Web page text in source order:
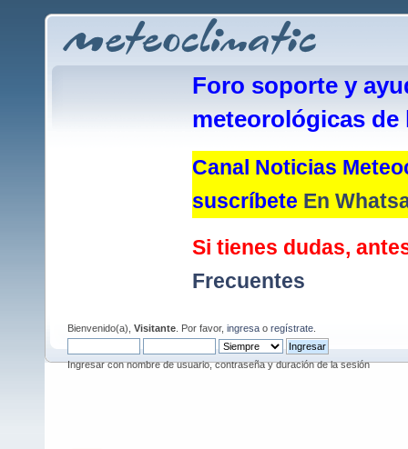
Foro soporte y
meteorológicas de
Canal Noticias
suscríbete En
Si tienes dudas,
Frecuentes
Bienvenido(a), Visitante . Por favor, ingresa o regístrate
Ingresar con nombre de usuario, contraseña y duración de la sesión